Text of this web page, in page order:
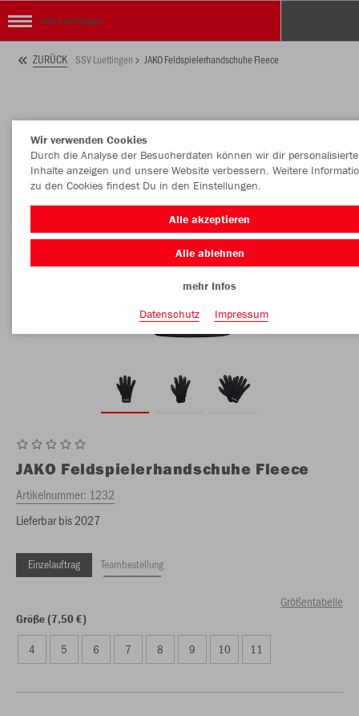
SSV Luettingen
ZURÜCK SSV Luettingen JAKO Feldspielerhandschuhe Fleece
JAKO Feldspielerhandschuhe Fleece
Artikelnummer: 1232
Lieferbar bis 2027
Einzelauftrag Teambestellung
Größentabelle
Größe (7,50 €)
4 5 6 7 8 9 10 11
Wir verwenden Cookies
Durch die Analyse der Besucherdaten können wir dir personalisierte
Inhalte anzeigen und unsere Website verbessern. Weitere
zu den Cookies findest Du in den Einstellungen.
Alle akzeptieren
Alle ablehnen
mehr Infos
Datenschutz
Impressum